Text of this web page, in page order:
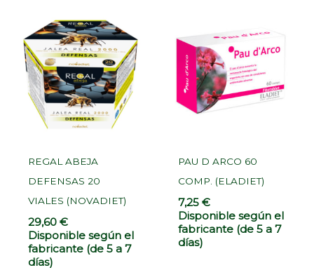
REGAL ABEJA
DEFENSAS 20
VIALES (NOVADIET)
29,60€
Disponible según el
fabricante (de 5 a 7
días)
PAU D ARCO 60
COMP. (ELADIET)
7,25€
Disponible según el
fabricante (de 5 a 7
días)